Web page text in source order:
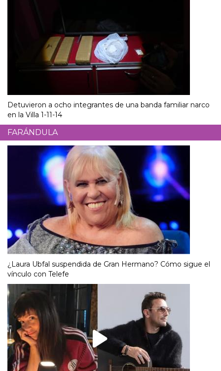
Detuvieron a ocho integrantes de una banda familiar narco
en la Villa 1-11-14
FARÁNDULA
¿Laura Ubfal suspendida de Gran Hermano? Cómo sigue el
vínculo con Telefe